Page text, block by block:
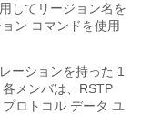
してリージョン名を
ン コマンドを使用
ーションを持った 1
メンバは、RSTP
ロトコル データ ユ